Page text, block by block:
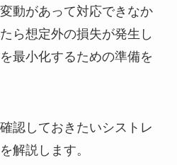
動があって対応できなか
ら想定外の損失が発生し
最小化するための準備を
認しておきたいシストレ
解説します。